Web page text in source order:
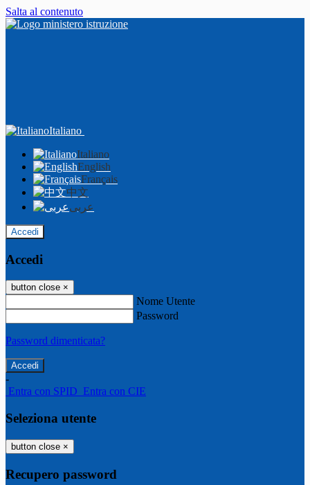
Salta al contenuto
Italiano
Italiano
English
Français
中文
عربى
Accedi
Accedi
button close ×
Nome Utente
Password
Password dimenticata?
-
Entra con SPID Entra con CIE
Seleziona utente
button close ×
Recupero password